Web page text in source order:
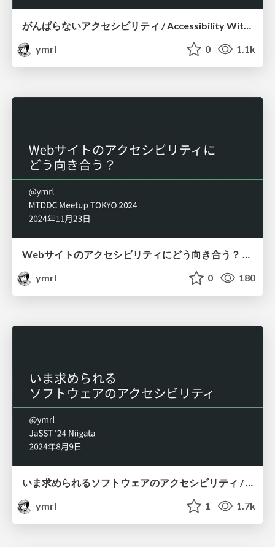
がんばらないアクセシビリティ / Accessibility Without the Struggle
ymrl
0 1.1k
ymrl
0 180
いま求められるソフトウェアのアクセシビリティ / Essential Accessibility in Software Today
ymrl
1 1.7k